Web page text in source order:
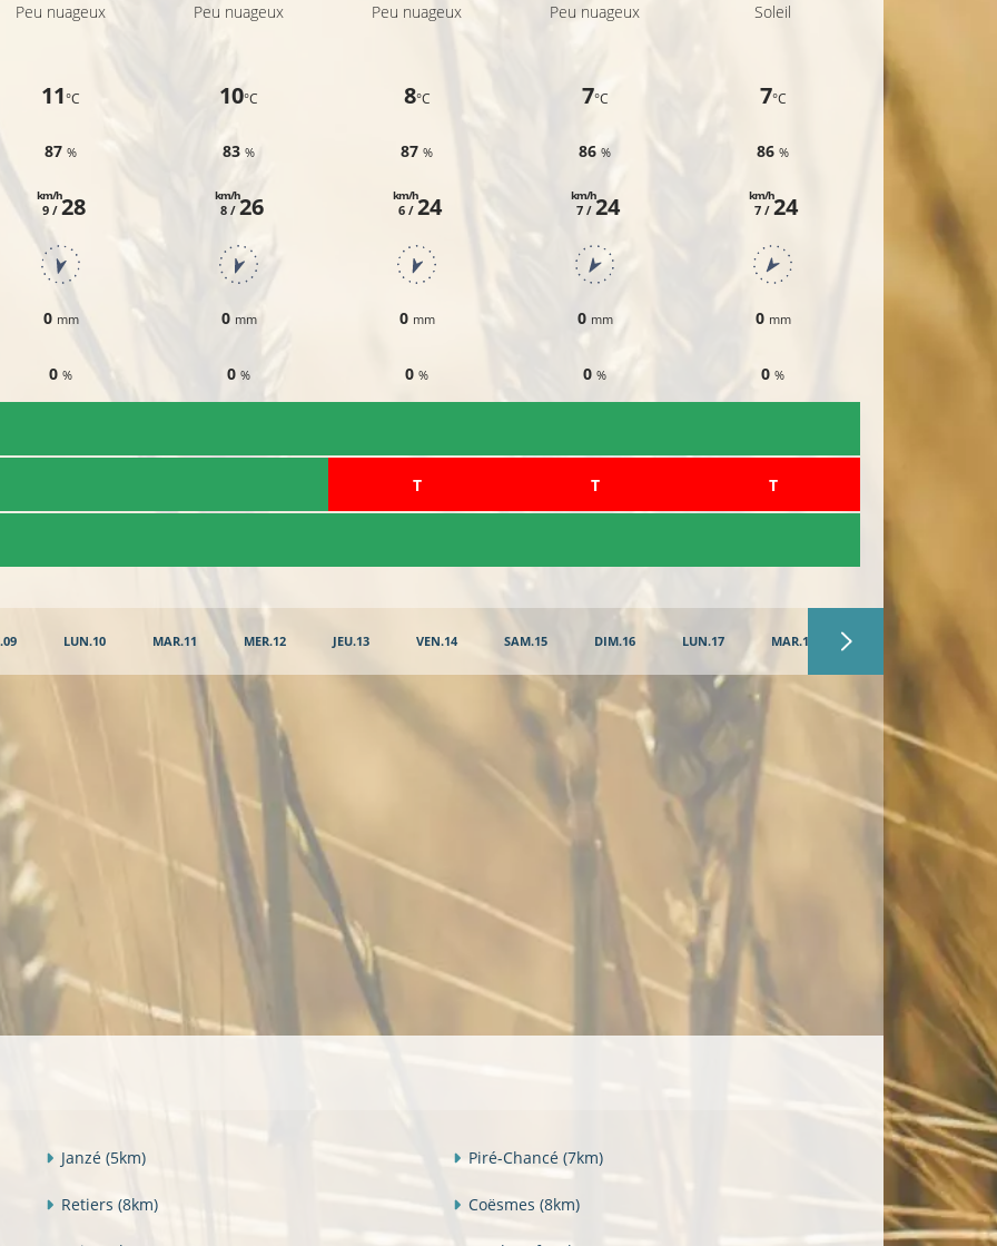
Peu nuageux
11°C
87%
9 /
km/h28
0 mm
0%
Peu nuageux
10°C
83%
8 /
km/h26
0 mm
0%
Peu nuageux
8°C
87%
6 /
km/h24
0 mm
0%
​T
Peu nuageux
7°C
86%
7 /
km/h24
0 mm
0%
​T
Soleil
7°C
86%
7 /
km/h24
0 mm
0%
​T
23
LUN.10 MAR.11 MER.12 JEU.13 VEN.14 SAM.15 DIM.16 LUN.17 MAR.18
Janzé (5km) Piré-Chancé (7km)
Retiers (8km) Coësmes (8km)